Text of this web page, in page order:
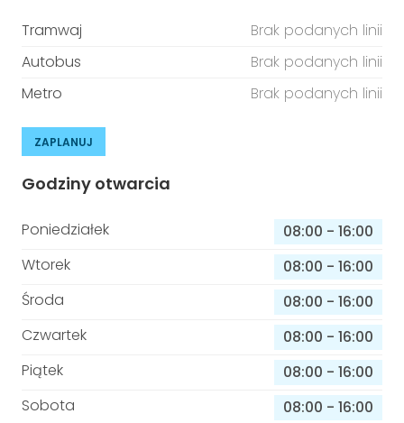
Tramwaj
Brak podanych linii
Autobus
Brak podanych linii
Metro
Brak podanych linii
ZAPLANUJ
Godziny otwarcia
Poniedziałek 08:00 - 16:00
Wtorek
08:00 - 16:00
Środa
08:00 - 16:00
Czwartek
08:00 - 16:00
Piątek
08:00 - 16:00
Sobota
08:00 - 16:00